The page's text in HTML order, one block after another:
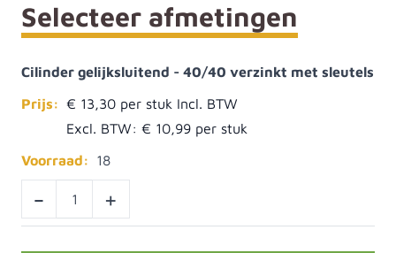
Selecteer afmetingen
Cilinder gelijksluitend - 40/40 verzinkt met sleutels
Prijs: € 13,30
Excl. BTW: € 10,99
Voorraad:
18
- +